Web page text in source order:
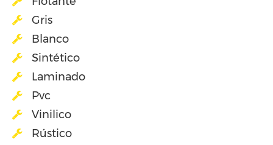
Gris
Blanco
Sintético
Laminado
Pvc
Vinilico
Rústico